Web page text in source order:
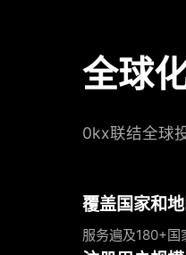
全球
0kx联结全球
覆盖国家和
服务遍及180+国